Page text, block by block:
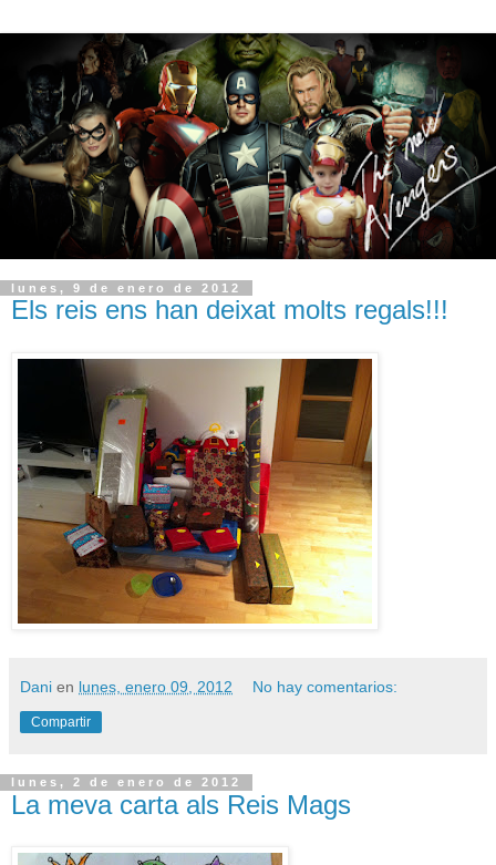
lunes, 9 de enero de 2012
Els reis ens han deixat molts regals!!!
Dani en lunes, enero 09, 2012 No hay comentarios:
Compartir
lunes, 2 de enero de 2012
La meva carta als Reis Mags